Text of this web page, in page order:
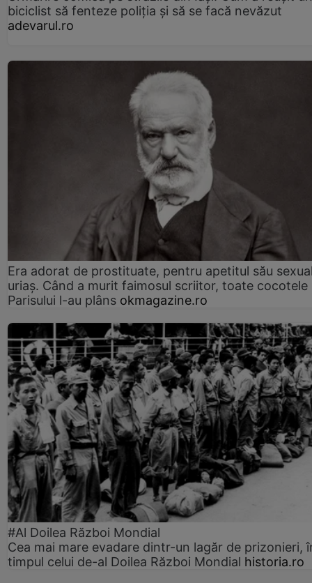
biciclist să fenteze poliția și să se facă nevăzut
adevarul.ro
Era adorat de prostituate, pentru apetitul său
uriaș. Când a murit faimosul scriitor, toate cocotele
Parisului l-au plâns okmagazine.ro
#Al Doilea Război Mondial
Cea mai mare evadare dintr-un lagăr de prizonieri,
timpul celui de-al Doilea Război Mondial historia.ro